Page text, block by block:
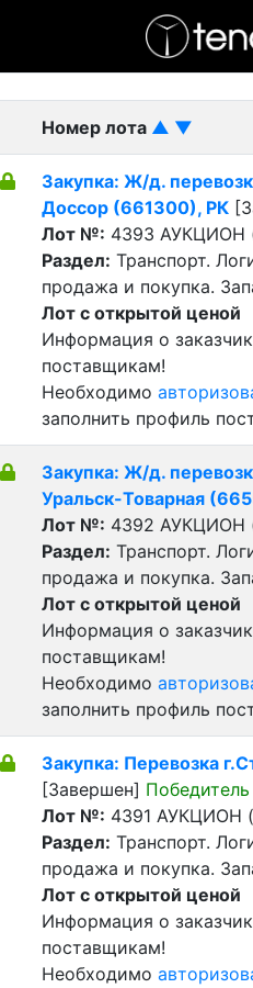
-
Номер лота ▲ ▼
Закупка: Ж/д.
Доссор (661300), РК
Лот №: 4393 АУКЦИОН
Раздел: Транспорт.
продажа и покупка.
Лот с открытой ценой
Информация о
поставщикам!
Необходимо
заполнить профиль
Закупка: Ж/д.
Уральск-Товарная
Лот №: 4392 АУКЦИОН
Раздел: Транспорт.
продажа и покупка.
Лот с открытой ценой
Информация о
поставщикам!
Необходимо
заполнить профиль
Закупка: Перевозка
[Завершен]
Лот №: 4391 АУКЦИОН
Раздел: Транспорт.
продажа и покупка.
Лот с открытой ценой
Информация о
поставщикам!
Необходимо